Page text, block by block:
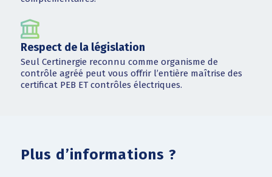
Respect de la législation
Seul Certinergie reconnu comme organisme de
contrôle agréé peut vous offrir l’entière maîtrise des
certificat PEB ET contrôles électriques.
Plus d’informations ?